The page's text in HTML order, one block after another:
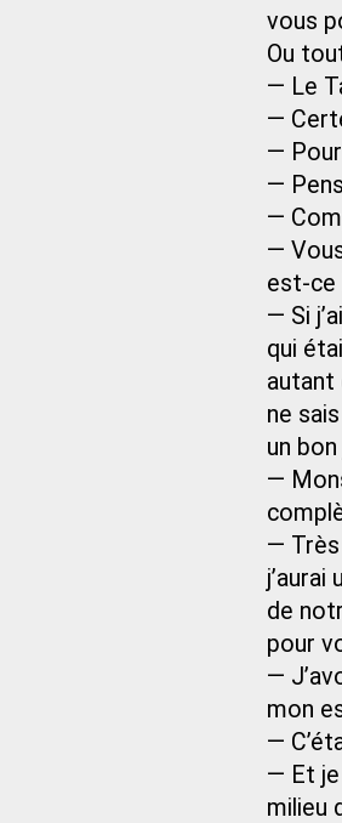
vous
Ou
— Le
—
—
—
—
—
est-ce
— Si
qui
autant
ne
un
—
— Très
de
pour
—
mon
—
— Et je
milieu